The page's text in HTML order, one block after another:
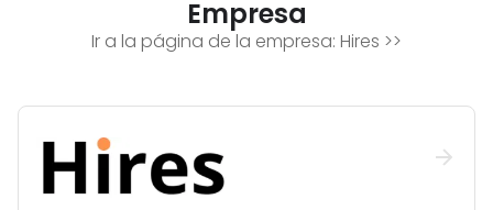
Empresa
Ir a la página de la empresa: Hires >>